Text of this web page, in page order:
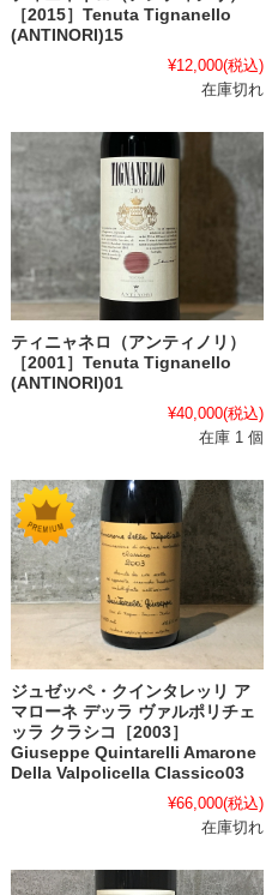
［2015］Tenuta Tignanello
(ANTINORI)15
¥12,000(税込)
在庫切れ
ティニャネロ（アンティノリ）
［2001］Tenuta Tignanello
(ANTINORI)01
¥40,000(税込)
在庫 1 個
ジュゼッペ・クインタレッリ ア
マローネ デッラ ヴァルポリチェ
ッラ クラシコ［2003］
Giuseppe Quintarelli Amarone
Della Valpolicella Classico03
¥66,000(税込)
在庫切れ